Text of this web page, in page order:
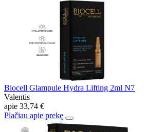
Biocell Glampule Hydra Lifting 2ml N7
Valentis
apie 33,74 €
Plačiau apie prekę